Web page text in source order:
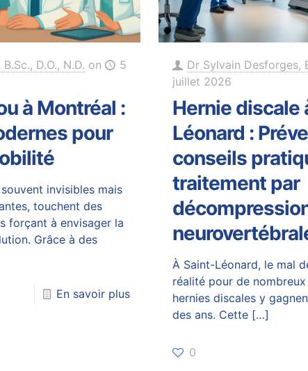
D.O., N.D. on
5
à Montréal :
pour
invisibles mais
touchent des
forçant à envisager la
Grâce à des
En savoir plus
Dr Sylvain Desforges,
juillet 2026
Hernie discale
Léonard :
conseils
traitement par
À Saint-Léonard, le mal
réalité pour de
hernies discales y
des ans. Cette[…]
0